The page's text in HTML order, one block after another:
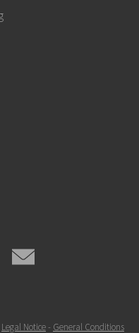
Legal Notice- General Conditions